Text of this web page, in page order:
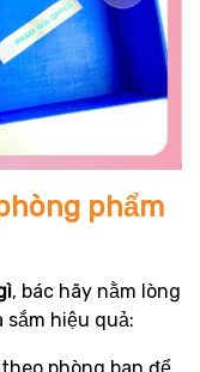
phẩm
, bác hãy nằm lòng
sắm hiệu quả: